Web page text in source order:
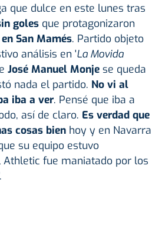
que dulce en este lunes tras
goles que protagonizaron
San Mamés. Partido objeto
análisis en 'La Movida
José Manuel Monje se queda
nada el partido. No vi al
iba a ver. Pensé que iba a
así de claro. Es verdad que
cosas bien hoy y en Navarra
su equipo estuvo
fue maniatado por los